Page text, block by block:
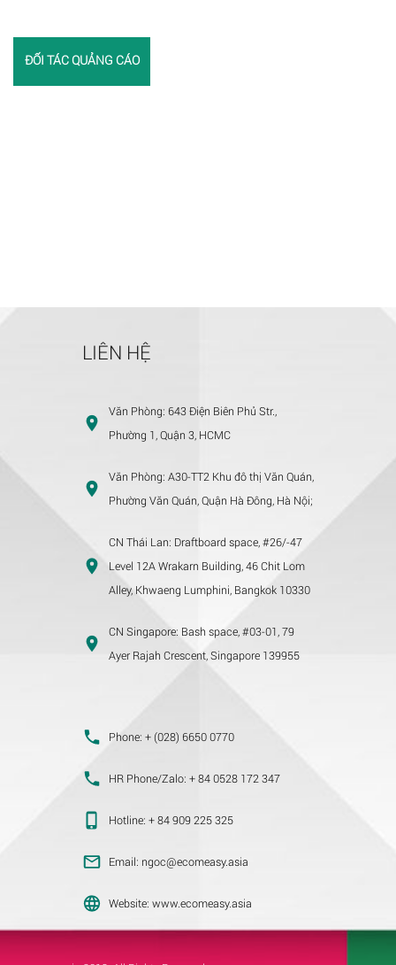
ĐỐI TÁC QUẢNG CÁO
LIÊN HỆ
Văn Phòng: 643 Điện Biên Phủ Str.,
Phường 1, Quận 3, HCMC
Văn Phòng: A30-TT2 Khu đô thị Văn Quán,
Phường Văn Quán, Quận Hà Đông, Hà Nội;
CN Thái Lan: Draftboard space, #26/-47
Level 12A Wrakarn Building, 46 Chit Lom
Alley, Khwaeng Lumphini, Bangkok 10330
CN Singapore: Bash space, #03-01, 79
Ayer Rajah Crescent, Singapore 139955
Phone: + (028) 6650 0770
HR Phone/Zalo: + 84 0528 172 347
Hotline: + 84 909 225 325
Email: ngoc@ecomeasy.asia
Website: www.ecomeasy.asia